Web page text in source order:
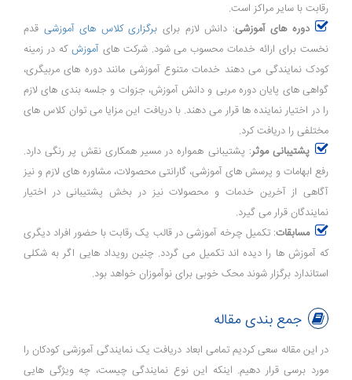
رقابت با سایر مراکز است.
دوره های آموزشی: دانش لازم برای برگزاری کلاس های آموزشی قدم
نخست برای ارائه خدمات محسوب می شود. شرکت هایآموزش که در زمینه
کودک نمایندگی می دهند خدمات متنوع آموزشی مانند دوره های مربیگری،
گواهی های پایان دوره مربی و دانش آموزش، جزوات و جلسه بندی های لازم
را در اختیار نماینده ها قرار می دهند. با دریافت این مزایا می توان کلاس های
مختلفی را دریافت کرد.
پشتیبانی موثر: پشتیبانی همواره در مسیر همکاری نقش پر رنگی دارد.
رفع ابهامات و پرسش های آموزشی، گارانتی محصولات، مشاوره های لازم و نیز
آگاهی از آخرین خدمات و محصولات نیز در بخش پشتیبانی در اختیار
نمایندگان قرار می گیرد.
مسابقات: تکمیل چرخه آموزشی در قالب یک رقابت با حضور افراد دیگری
که آموزش ها را دیده اند تکمیل می گردد. چنین رویداد هایی اگر به شکلی
استاندارد برگزار شوند محک خوبی برای نوآموزان خواهد بود.
جمع بندی مقاله
در این مقاله سعی کردیم تمامی ابعاد دریافت یک نمایندگی آموزشی کودکان را
مورد برسی قرار دهیم. اینکه این نوع نمایندگی چیست، چه ویژگی هایی